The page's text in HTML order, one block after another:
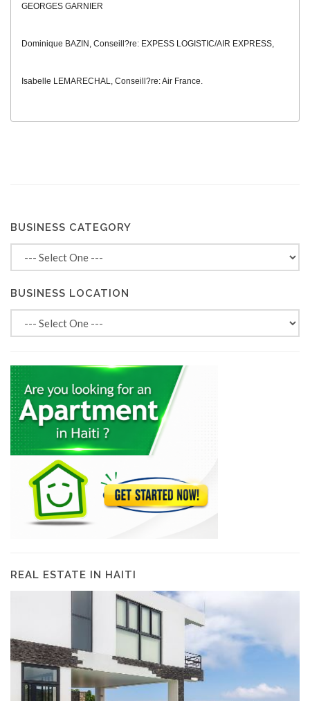
GEORGES GARNIER
Dominique BAZIN, Conseill?re: EXPESS LOGISTIC/AIR EXPRESS,
Isabelle LEMARECHAL, Conseill?re: Air France.
BUSINESS CATEGORY
BUSINESS LOCATION
REAL ESTATE IN HAITI